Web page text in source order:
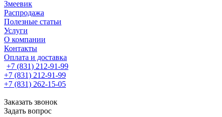
Змеевик
Распродажа
Полезные статьи
Услуги
О компании
Контакты
Оплата и доставка
+7 (831) 212-91-99
+7 (831) 212-91-99
+7 (831) 262-15-05
Заказать звонок
Задать вопрос